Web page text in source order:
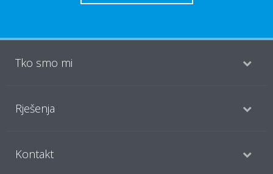
Tko smo mi
Rješenja
Kontakt